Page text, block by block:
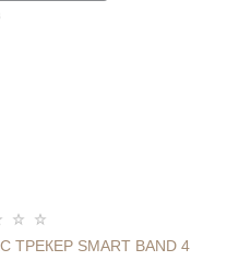
ТРЕКЕР SMART BAND 4